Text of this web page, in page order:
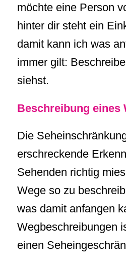
möchte eine Person
hinter dir steht ein
damit kann ich was
immer gilt:
siehst.
Beschreibung eines
Die
erschreckende
Sehenden richtig
Wege so zu
was damit anfangen
Wegbeschreibungen
einen